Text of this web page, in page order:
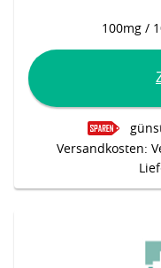
100mg /
Versandkosten: